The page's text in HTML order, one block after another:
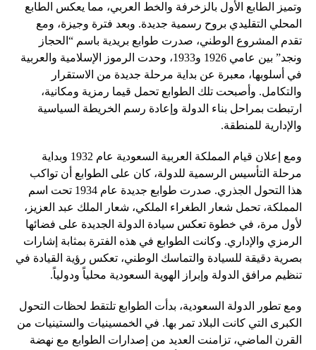
وتميز الطابع الأول بالزخرفة والخط العربي، مما يعكس الطابع
المحلي التقليدي بروح رسمية جديدة. وبعد فترة وجيزة، ومع
تقدم المشروع الوطني، صدرت طوابع بريدية باسم “الحجاز
ونجد” بين عامي 1926 و1933، وحدت الرموز الإسلامية والعربية
في أسلوبها، معبرة عن بداية مرحلة جديدة من الاستقرار
والتكامل. وأصبحت تلك الطوابع تحمل قيما رمزية ومكانية،
ارتبطت بمراحل بناء الدولة وإعادة رسم الخريطة السياسية
والإدارية للمنطقة.
ومع إعلان قيام المملكة العربية السعودية عام 1932 وبداية
مرحلة التأسيس الرسمية للدولة، كان على الطوابع أن تواكب
هذا التحول الجذري. صدرت طوابع جديدة عام 1934 تحت اسم
المملكة، تحمل شعار الطغراء الملكي، شعار الملك عبد العزيز،
لأول مرة، في خطوة تعكس سيادة الدولة الجديدة على فضائها
الرمزي والإداري. وكانت الطوابع في هذه الفترة بمثابة إشارات
بصرية دقيقة للسيادة والتماسك الوطني، تعكس رؤية القيادة في
تنظيم مرافق الدولة وإبراز الهوية السعودية محلياً ودولياً.
ومع تطور الدولة السعودية، بدأت الطوابع تلتقط لحظات التحول
الكبرى التي كانت البلاد تمر بها. في الخمسينيات والستينيات من
القرن الماضي، تزامنت العديد من إصدارات الطوابع مع نهضة